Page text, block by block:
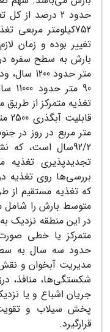
حدود 2 درصد
تغییر بوده و زمان
متر حدود
90
تغذیه متمرکز از
متر مربع در روز در
92/2سال است،
تجدیدپذیری تغذیه
بررسی‌ها روی تغذیه
متوسط بارش را
متمرکز یا خطی
حدود سه سال به
مدیریت آبخوان و
شکستگی‌ها، منافذ،
جریان اشباع و یا
پخش سیلاب و
قرار‌گیرد.